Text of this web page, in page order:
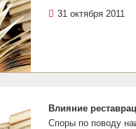
31 октября 2011
Влияние
Споры по поводу